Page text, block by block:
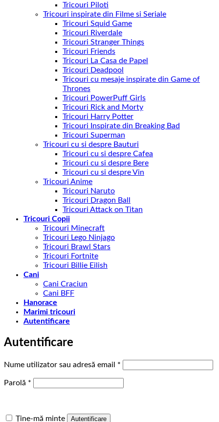
Tricouri Piloti
Tricouri inspirate din Filme si Seriale
Tricouri Squid Game
Tricouri Riverdale
Tricouri Stranger Things
Tricouri Friends
Tricouri La Casa de Papel
Tricouri Deadpool
Tricouri cu mesaje inspirate din Game of
Thrones
Tricouri PowerPuff Girls
Tricouri Rick and Morty
Tricouri Harry Potter
Tricouri Inspirate din Breaking Bad
Tricouri Superman
Tricouri cu si despre Bauturi
Tricouri cu si despre Cafea
Tricouri cu si despre Bere
Tricouri cu si despre Vin
Tricouri Anime
Tricouri Naruto
Tricouri Dragon Ball
Tricouri Attack on Titan
Tricouri Copii
Tricouri Minecraft
Tricouri Lego Ninjago
Tricouri Brawl Stars
Tricouri Fortnite
Tricouri Billie Eilish
Cani
Cani Craciun
Cani BFF
Hanorace
Marimi tricouri
Autentificare
Autentificare
Nume utilizator sau adresă email *
Parolă *
Ține-mă minte Autentificare